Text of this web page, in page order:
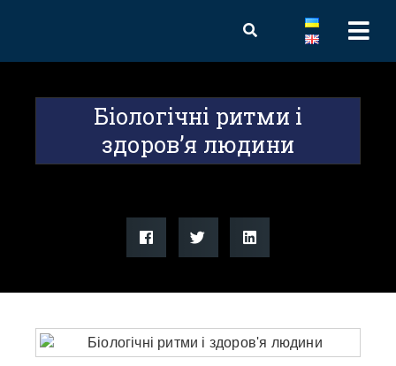
Біологічні ритми і
здоров’я людини